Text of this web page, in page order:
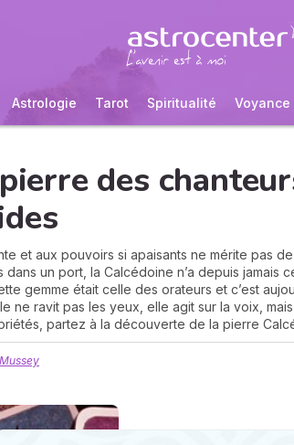
Astrologie Tarot Spiritualité Voyance
des
et aux pouvoirs si apaisants ne mérite pas
un port, la Calcédoine n’a depuis jamais
gemme était celle des orateurs et c’est
ne ravit pas les yeux, elle agit sur la voix, mais
partez à la découverte de la pierre